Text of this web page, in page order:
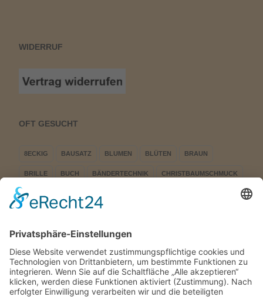
WIDERRUF
OFT GESUCHT
8ECKIG BAUSATZ BLUMEN BLÜTEN BRAUN
BRILLE BUCH BÄNDERTECHNIK CHRISTBAUMSCHMUCK
DREIECK
KLÖPPEL-KAUFHAUS KLÖPPELBRIEF
KLÖPPELSHOP KLÖPPELSHOP STEPHANI KLÖPPELSTERN
KURRENDE LED LED DREIECK LED STERN LED
LEUCHTSTERN LICHTERDREIECK LICHTERSPITZE